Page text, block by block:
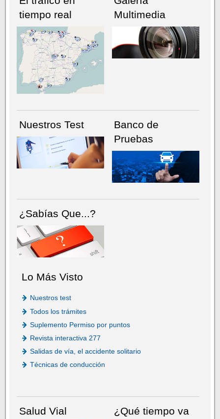
NÚMERO ACTUALHEMEROTECA
tiempo real
Multimedia
Nuestros Test
Banco de
Pruebas
¿Sabías Que...?
Lo Más Visto
Nuestros test
Todos los trámites
Suplemento Permiso por puntos
Revista interactiva 277
Salidas de vía, el accidente solitario
Técnicas de conducción
Salud Vial
¿Qué tiempo va